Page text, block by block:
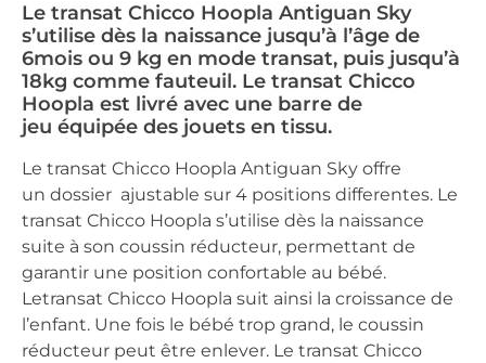
Le transat Chicco Hoopla Antiguan Sky
s’utilise dès la naissance jusqu’à l’âge de
6mois ou 9 kg en mode transat, puis jusqu’à
18kg comme fauteuil. Le transat Chicco
Hoopla est livré avec une barre de
jeu équipée des jouets en tissu.
Le transat Chicco Hoopla Antiguan Sky offre
un dossier ajustable sur 4 positions differentes. Le
transat Chicco Hoopla s’utilise dès la naissance
suite à son coussin réducteur, permettant de
garantir une position confortable au bébé.
Letransat Chicco Hoopla suit ainsi la croissance de
l’enfant. Une fois le bébé trop grand, le coussin
réducteur peut être enlever. Le transat Chicco